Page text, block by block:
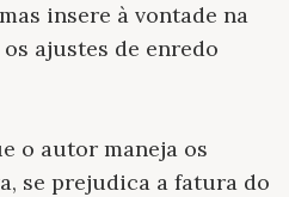
insere à vontade na
ajustes de enredo
o autor maneja os
se prejudica a fatura do